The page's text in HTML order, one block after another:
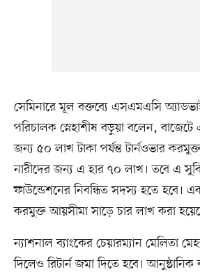
সেমিনারে মূল বক্তব্যে এসএমএসি
পরিচালক স্নেহাশীষ বড়ুয়া বলেন,
জন্য ৫০ লাখ টাকা পর্যন্ত টার্নওভার
নারীদের জন্য এ হার ৭০ লাখ। তবে এ
ফাউন্ডেশনের নিবন্ধিত সদস্য হতে হবে।
করমুক্ত আয়সীমা সাড়ে চার লাখ করা
ন্যাশনাল ব্যাংকের চেয়ারম্যান মেলিতা
দিলেও রিটার্ন জমা দিতে হবে। আনুষ্ঠানিক